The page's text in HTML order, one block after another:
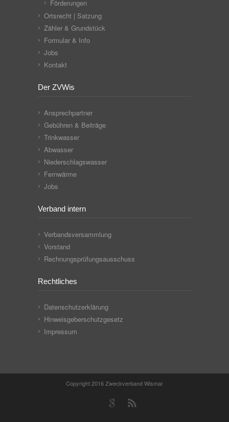
Förderungen
Ortsrecht | Satzung
Zähler & Grundstück
Formular & Info
Jobs
Kontakt
Der ZVWis
Ansprechpartner
Gebühren & Beiträge
Trinkwasser
Abwasser
Niederschlagswasser
Fernwärme
Jobs
Verband intern
Verbandsversammlung
Vorstand
Rechnungsprüfungsausschuss
Rechtliches
Datenschutzerklärung
Hinweisgeberschutzgesetz
Impressum
Copyright 2016 Zweckverband Wismar